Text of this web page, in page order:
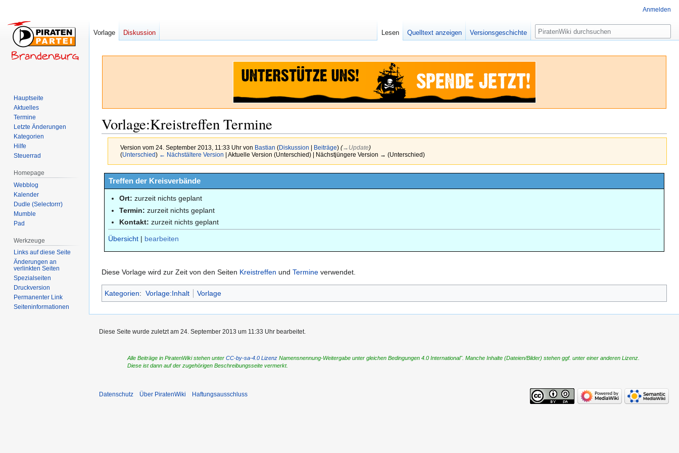
Vorlage:Kreistreffen Termine
Version vom 24. September 2013, 11:33 Uhr von Bastian (Diskussion | Beiträge) (→‎Update)
(Unterschied) ← Nächstältere Version | Aktuelle Version (Unterschied) | Nächstjüngere Version → (Unterschied)
Zur
Navigation
springen
Zur
Suche
springen
Treffen der Kreisverbände
Ort: zurzeit nichts geplant
Termin: zurzeit nichts geplant
Kontakt: zurzeit nichts geplant
Übersicht | bearbeiten
Diese Vorlage wird zur Zeit von den Seiten Kreistreffen und Termine verwendet.
Kategorien: Vorlage:Inhalt Vorlage
Anmelden
Vorlage Diskussion Lesen Quelltext anzeigen Versionsgeschichte Suche
Hauptseite
Aktuelles
Termine
Letzte Änderungen
Kategorien
Hilfe
Steuerrad
Homepage
Webblog
Kalender
Dudle (Selectorrr)
Mumble
Pad
Werkzeuge
Links auf diese Seite
Änderungen an
verlinkten Seiten
Spezialseiten
Druckversion
Permanenter Link
Seiten­­informationen
Diese Seite wurde zuletzt am 24. September 2013 um 11:33 Uhr bearbeitet.
Alle Beiträge in PiratenWiki stehen unterCC-by-sa-4.0 Lizenz Namensnennung-Weitergabe unter gleichen Bedingungen 4.0 International". Manche Inhalte (Dateien/Bilder) stehen ggf. unter einer anderen Lizenz.
Diese ist dann auf der zugehörigen Beschreibungsseite vermerkt.
Datenschutz Über PiratenWiki Haftungsausschluss